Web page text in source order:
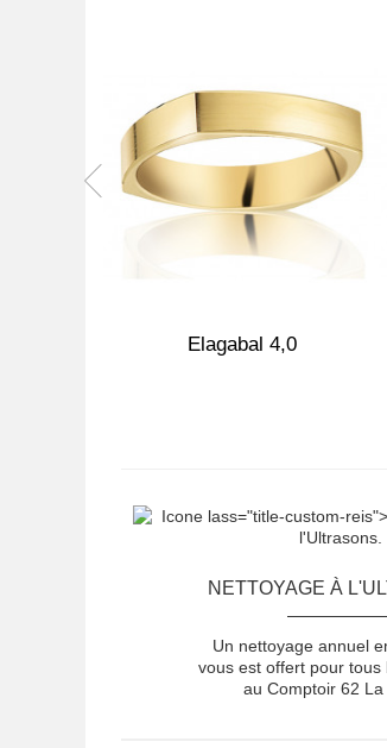
Elagabal 4,0
NETTOYAGE À
Un nettoyage annuel
vous est offert pour tous
au Comptoir 62 La